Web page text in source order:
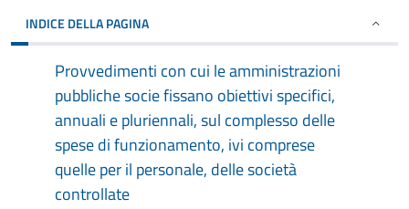
INDICE DELLA PAGINA
Provvedimenti con cui le amministrazioni
pubbliche socie fissano obiettivi specifici,
annuali e pluriennali, sul complesso delle
spese di funzionamento, ivi comprese
quelle per il personale, delle società
controllate